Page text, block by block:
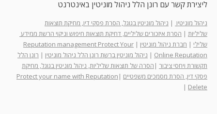
ליצירת קשר עם רונן הלל ניהול מוניטין באינטרנט
ניהול מוניטין | ניהול מוניטין בגוגל, הסרת פסקי דין, מחיקת תוצאות
שליליות | הסרת איזכורים שליליים, דחיקת תוצאות חיפוש וניקוי הרשת ממידע
שלילי | חברת ניהול מוניטין |
Reputation management Protect Your
Online Reputation
| ניהול מוניטין ברשת רונן הלל ניהול מוניטין | רונן הלל
תקשורת ויחסי ציבור | הסרה של תוצאות שליליות, ניהול מוניטין בגוגל, מחיקת
פסקי דין, הסרת מסמכים משפטיים |
Protect your name with Reputation
Delete
|